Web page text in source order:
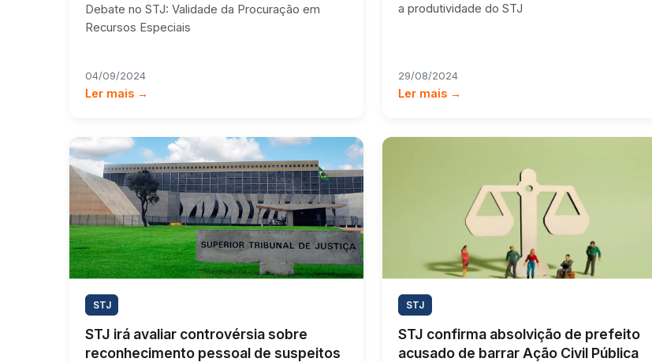
Debate no STJ: Validade da Procuração em
Recursos Especiais
04/09/2024
Ler mais →
a produtividade do STJ
29/08/2024
Ler mais →
STJ
STJ irá avaliar controvérsia sobre
reconhecimento pessoal de suspeitos
STJ
STJ confirma absolvição de prefeito
acusado de barrar Ação Civil Pública